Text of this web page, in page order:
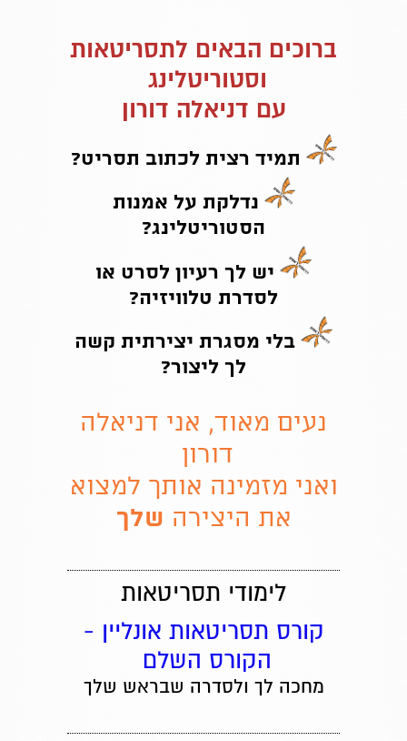
ברוכים הבאים לתסריטאות
וסטוריטלינג
עם דניאלה דורון
תמיד רצית לכתוב תסריט?
נדלקת על אמנות
הסטוריטלינג?
יש לך רעיון לסרט או
לסדרת טלוויזיה?
בלי מסגרת יצירתית קשה
לך ליצור?
נעים מאוד, אני דניאלה
דורון
ואני מזמינה אותך למצוא
את היצירה שלך
לימודי תסריטאות
קורס תסריטאות אונליין -
הקורס השלם
מחכה לך ולסדרה שבראש שלך